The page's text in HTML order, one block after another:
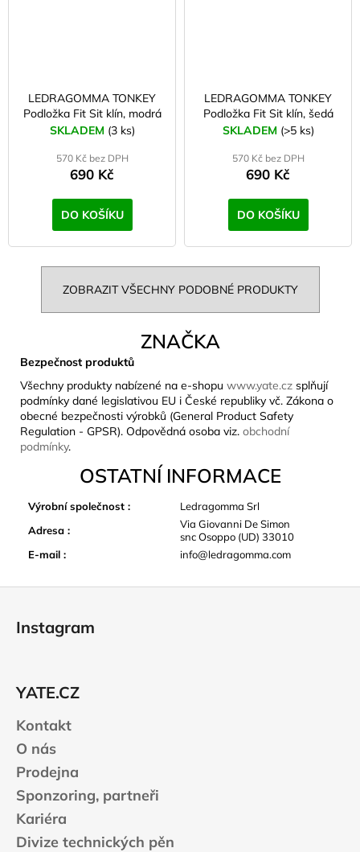
LEDRAGOMMA TONKEY
Podložka Fit Sit klín, modrá
SKLADEM (3 ks)
570 Kč bez DPH
690 Kč
DO KOŠÍKU
LEDRAGOMMA TONKEY
Podložka Fit Sit klín, šedá
SKLADEM (>5 ks)
570 Kč bez DPH
690 Kč
DO KOŠÍKU
ZOBRAZIT VŠECHNY PODOBNÉ PRODUKTY
ZNAČKA
Bezpečnost produktů
Všechny produkty nabízené na e-shopu www.yate.cz splňují
podmínky dané legislativou EU i České republiky vč. Zákona o
obecné bezpečnosti výrobků (General Product Safety
Regulation - GPSR). Odpovědná osoba viz. obchodní
podmínky.
OSTATNÍ INFORMACE
Výrobní společnost :
Ledragomma Srl
Adresa :
Via Giovanni De Simon
snc Osoppo (UD) 33010
E-mail : info@ledragomma.com
Instagram
YATE.CZ
Kontakt
O nás
Prodejna
Sponzoring, partneři
Kariéra
Divize technických pěn